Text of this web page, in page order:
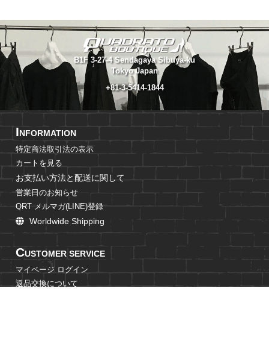
B1F 3-27-4 Sendagaya Sibuya-ku
Tokyo Japan
+81-3-5414-1844
INFORMATION
特定商法取引法の表示
カートを見る
お支払い方法と配送に関して
営業日のお知らせ
QRT メルマガ(LINE)登録
Worldwide Shipping
CUSTOMER SERVICE
マイページ ログイン
返品交換について